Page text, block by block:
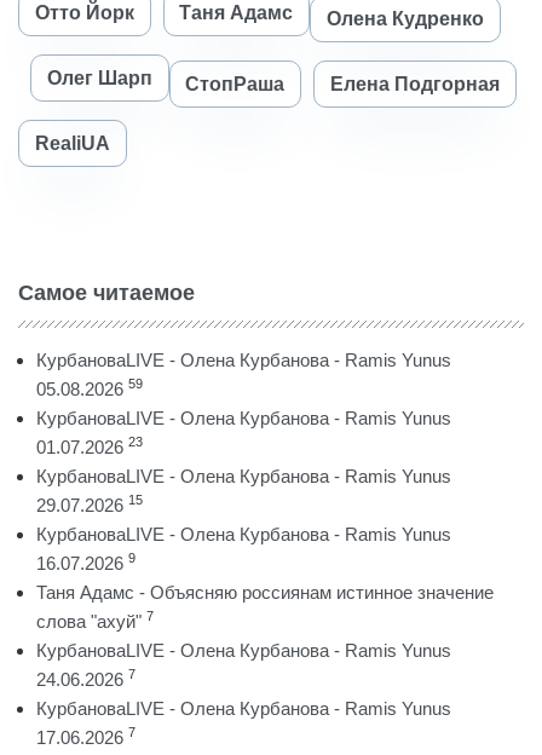
Отто Йорк Таня Адамс Олена Кудренко
Олег Шарп СтопРаша Елена Подгорная
RealiUA
Самое читаемое
КурбановаLIVE - Олена Курбанова - Ramis Yunus
05.08.2026 59
КурбановаLIVE - Олена Курбанова - Ramis Yunus
01.07.2026 23
КурбановаLIVE - Олена Курбанова - Ramis Yunus
29.07.2026 15
КурбановаLIVE - Олена Курбанова - Ramis Yunus
16.07.2026 9
Таня Адамс - Объясняю россиянам истинное значение
слова "ахуй" 7
КурбановаLIVE - Олена Курбанова - Ramis Yunus
24.06.2026 7
КурбановаLIVE - Олена Курбанова - Ramis Yunus
17.06.2026 7